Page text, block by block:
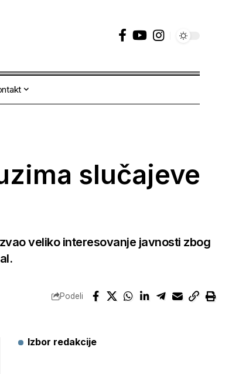
slučajeve
veliko interesovanje javnosti zbog
Podeli
Izbor redakcije